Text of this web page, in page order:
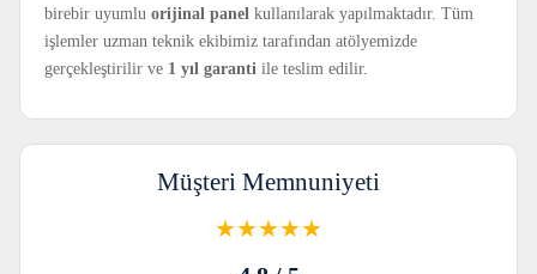
birebir uyumlu orijinal panel kullanılarak yapılmaktadır. Tüm
işlemler uzman teknik ekibimiz tarafından atölyemizde
gerçekleştirilir ve 1 yıl garanti ile teslim edilir.
Müşteri Memnuniyeti
★★★★★